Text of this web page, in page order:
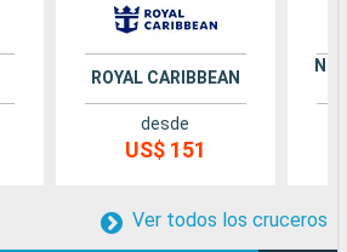
ROYAL CARIBBEAN
desde
US$ 151
Ver todos los cruceros